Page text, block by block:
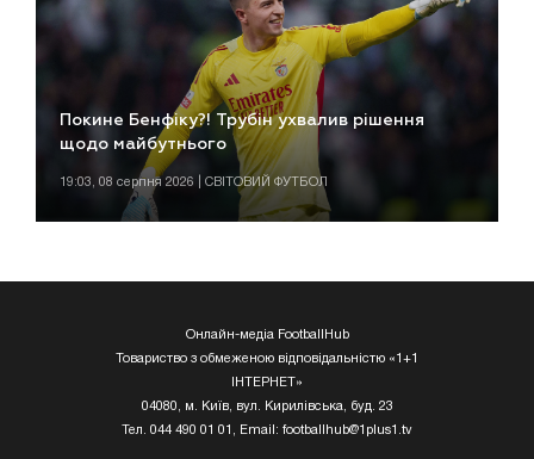
Покине Бенфіку?! Трубін ухвалив рішення
щодо майбутнього
19:03, 08 серпня 2026 | СВІТОВИЙ ФУТБОЛ
Онлайн-медіа FootballHub
Товариство з обмеженою відповідальністю «1+1
ІНТЕРНЕТ»
04080, м. Київ, вул. Кирилівська, буд. 23
Тел. 044 490 01 01, Email: footballhub@1plus1.tv